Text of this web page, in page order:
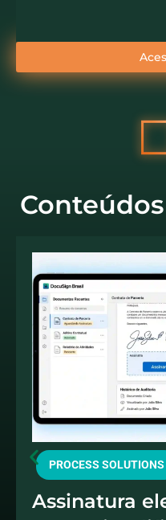
PROCESS SOLUTIONS
Assinatura